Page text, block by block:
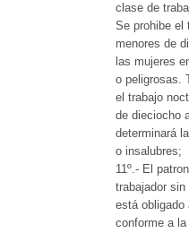
clase de
Se prohibe el
menores de
las mujeres
o peligrosas.
el trabajo
de dieciocho
determinará
o insalubres;
11º.- El
trabajador
está obligado
conforme a la